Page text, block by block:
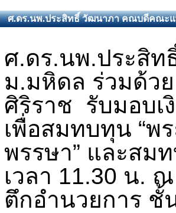
ศ.ดร.นพ.ประสิทธิ์ วัฒนาภา คณบดีคณะแ
ศ.ดร.นพ.ประสิ
ม.มหิดล ร่วมด้วย
ศิริราช รับมอบ
เพื่อสมทบทุน “พ
พรรษา” และสม
เวลา 11.30 น. ณ
ตึกอำนวยการ ชั้